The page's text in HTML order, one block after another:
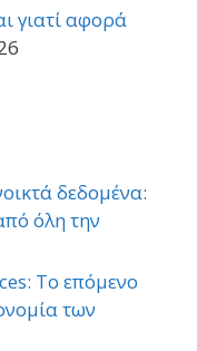
γιατί αφορά
δεδομένα:
όλη την
Το επόμενο
των